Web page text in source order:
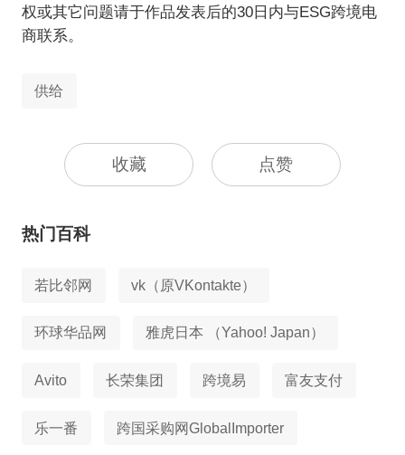
权或其它问题请于作品发表后的30日内与ESG跨境电
商联系。
供给
收藏 点赞
热门百科
若比邻网 vk（原VKontakte）
环球华品网 雅虎日本 （Yahoo! Japan）
Avito 长荣集团 跨境易 富友支付
乐一番 跨国采购网GlobalImporter